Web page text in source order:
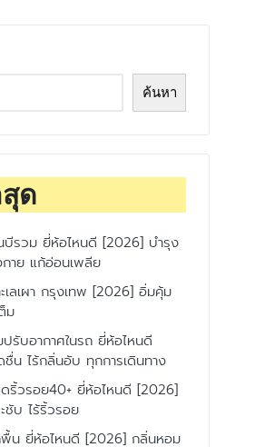
ค้นหา
สุด
บีรวม ยี่ห้อไหนดี [2026] บำรุง
าย แก้อ่อนเพลีย
เลเผา กรุงเทพ [2026] อิ่มคุ้ม
ม
รับอากาศในรถ ยี่ห้อไหนดี
น ไร้กลิ่นอับ ทุกการเดินทาง
ริ้วรอย40+ ยี่ห้อไหนดี [2026]
ชับ ไร้ริ้วรอย
พื้น ยี่ห้อไหนดี [2026] กลิ่นหอม